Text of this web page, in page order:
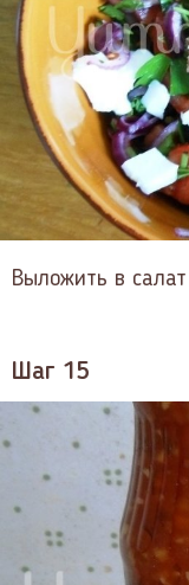
Выложить в
Шаг 15